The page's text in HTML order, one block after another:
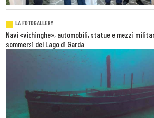
LA FOTOGALLERY
Navi «vichinghe», automobili, statue e mezzi
sommersi del Lago di Garda